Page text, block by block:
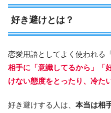
好き避けとは？
恋愛用語としてよく使われる
相手に「意識してるから」「
けない態度をとったり、冷た
好き避けする人は、 本当は相